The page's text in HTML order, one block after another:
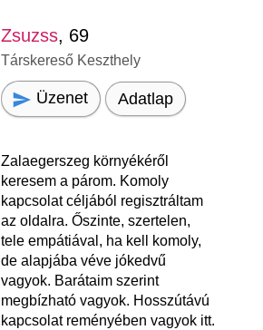
Zsuzss, 69
Társkereső Keszthely
Üzenet Adatlap
Zalaegerszeg környékéről
keresem a párom. Komoly
kapcsolat céljából regisztráltam
az oldalra. Őszinte, szertelen,
tele empátiával, ha kell komoly,
de alapjába véve jókedvű
vagyok. Barátaim szerint
megbízható vagyok. Hosszútávú
kapcsolat reményében vagyok itt.